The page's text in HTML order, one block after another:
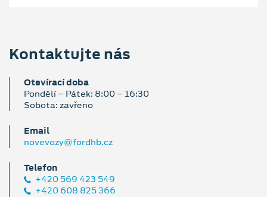
Kontaktujte nás
Otevírací doba
Pondělí – Pátek: 8:00 – 16:30
Sobota: zavřeno
Email
novevozy@fordhb.cz
Telefon
+420 569 423 549
+420 608 825 366